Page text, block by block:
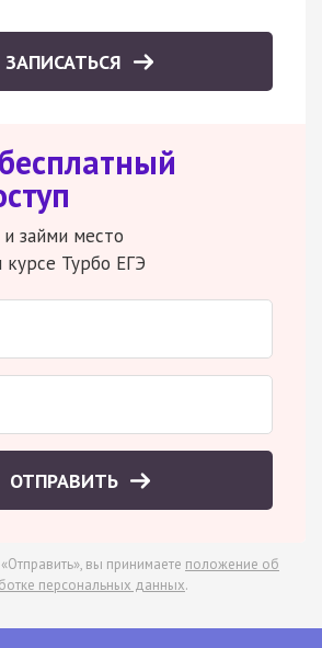
ЗАПИСАТЬСЯ
займи место
курсе Турбо ЕГЭ
ОТПРАВИТЬ
вы принимаете положение об
персональных данных.